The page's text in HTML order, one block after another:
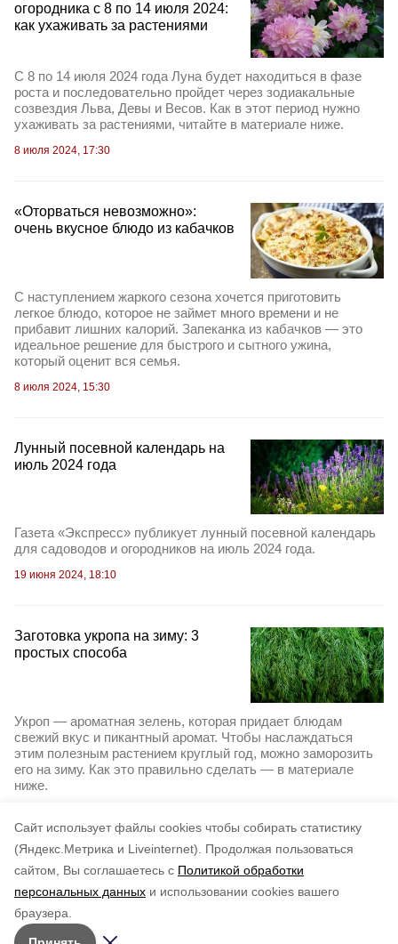
Cайт использует файлы cookies чтобы собирать статистику
(Яндекс.Метрика и Liveinternet).
Продолжая пользоваться
сайтом, Вы соглашаетесь с Политикой обработки
персональных данных и использовании cookies вашего
браузера.
огородника с 8 по 14 июля 2024:
как ухаживать за растениями
С 8 по 14 июля 2024 года Луна будет находиться в фазе
роста и последовательно пройдет через зодиакальные
созвездия Льва, Девы и Весов. Как в этот период нужно
ухаживать за растениями, читайте в материале ниже.
8 июля 2024, 17:30
«Оторваться невозможно»:
очень вкусное блюдо из кабачков
С наступлением жаркого сезона хочется приготовить
легкое блюдо, которое не займет много времени и не
прибавит лишних калорий. Запеканка из кабачков — это
идеальное решение для быстрого и сытного ужина,
который оценит вся семья.
8 июля 2024, 15:30
Лунный посевной календарь на
июль 2024 года
Газета «Экспресс» публикует лунный посевной календарь
для садоводов и огородников на июль 2024 года.
19 июня 2024, 18:10
Заготовка укропа на зиму: 3
простых способа
Укроп — ароматная зелень, которая придает блюдам
свежий вкус и пикантный аромат. Чтобы наслаждаться
этим полезным растением круглый год, можно заморозить
его на зиму. Как это правильно сделать — в материале
ниже.